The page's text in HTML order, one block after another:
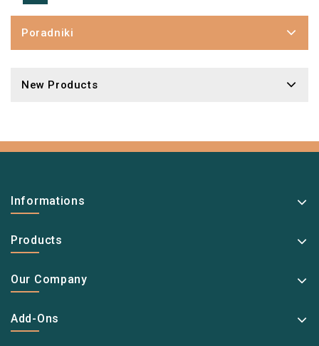
Poradniki
New Products
Informations
Products
Our Company
Add-Ons